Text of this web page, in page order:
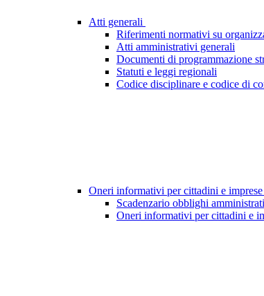
Atti generali
Riferimenti normativi su
Atti amministrativi generali
Documenti di programmazione
Statuti e leggi regionali
Codice disciplinare e codice di
Oneri informativi per cittadini e imprese
Scadenzario obblighi
Oneri informativi per cittadini e